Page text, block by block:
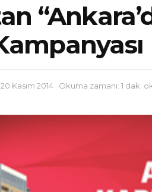
20 Kasım 2014 Okuma zamanı: 1 dak.